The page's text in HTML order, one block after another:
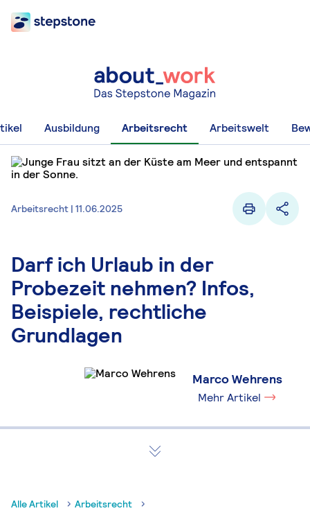
Ausbildung Arbeitsrecht Arbeitswelt
Arbeitsrecht | 11.06.2025
Darf ich Urlaub in der
Probezeit nehmen? Infos,
Beispiele, rechtliche
Grundlagen
Marco Wehrens
Mehr Artikel
Alle Artikel
Arbeitsrecht